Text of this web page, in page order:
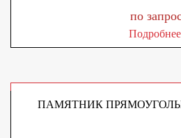
по
Подробнее
ПАМЯТНИК